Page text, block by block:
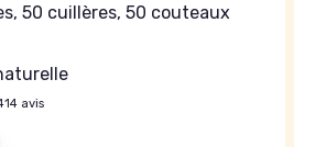
50 cuillères, 50 couteaux
avis